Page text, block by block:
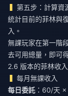
第五步：計算資
統計目前的菲林與
入。
無課玩家在第一階
去可用總量，即可
2.6 版本的菲林收
每月無課收入
每日委託 ：60/天